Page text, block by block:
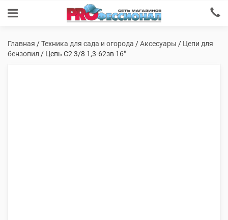
Главная /Техника для сада и огорода /Аксесуары / Цепи для
бензопил / Цепь С2 3/8 1,3-62зв 16″